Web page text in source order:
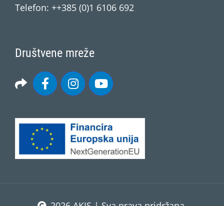
Telefon: ++385 (0)1 6106 692
Društvene mreže